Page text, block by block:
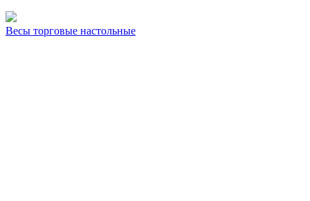
Весы торговые настольные